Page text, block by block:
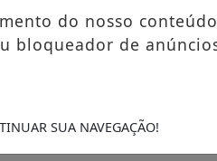
Prefeitura
para investir R$ 5
diz irmão da moradora
do nosso
bloqueador de
SUA NAVEGAÇÃO!